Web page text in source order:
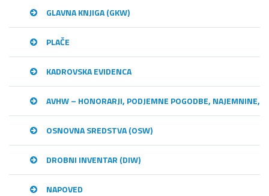
GLAVNA KNJIGA (GKW)
PLAČE
KADROVSKA EVIDENCA
AVHW – HONORARJI, PODJEMNE POGODBE, NAJEMNINE,…
OSNOVNA SREDSTVA (OSW)
DROBNI INVENTAR (DIW)
NAPOVED